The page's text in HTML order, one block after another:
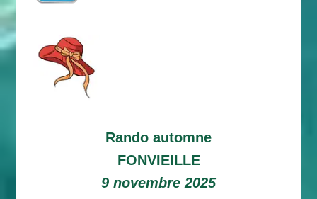
Rando automne
FONVIEILLE
9 novembre 2025